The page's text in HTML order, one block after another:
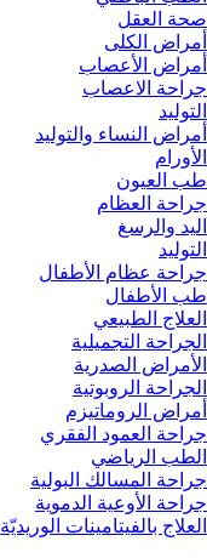
صحة العقل
أمراض الكلى
أمراض الأعصاب
جراحة الاعصاب
التوليد
أمراض النساء والتوليد
الأورام
طب العيون
جراحة العظام
اليد والرسغ
التوليد
جراحة عظام الأطفال
طب الأطفال
العلاج الطبيعي
الجراحة التجميلية
الأمراض الصدرية
الجراحة الروبوتية
أمراض الروماتيزم
جراحة العمود الفقري
الطب الرياضي
جراحة المسالك البولية
جراحة الأوعية الدموية
العلاج بالفيتامينات الوريديّة